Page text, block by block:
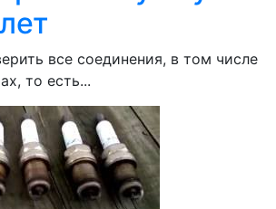
все соединения, в том числе
то есть...